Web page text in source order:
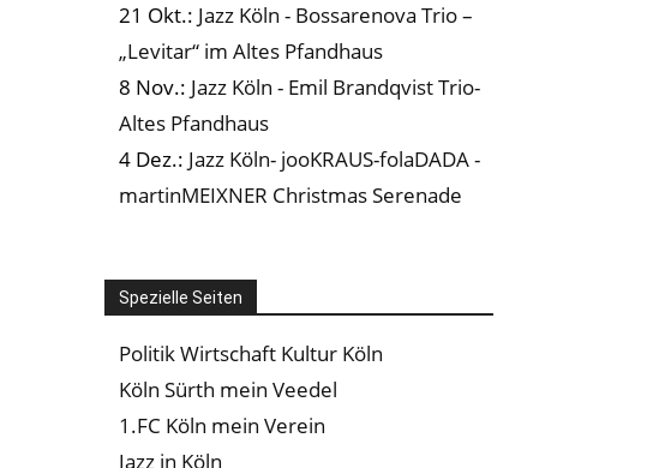
21 Okt.: Jazz Köln - Bossarenova Trio –
„Levitar“ im Altes Pfandhaus
8 Nov.: Jazz Köln - Emil Brandqvist Trio-
Altes Pfandhaus
4 Dez.: Jazz Köln- jooKRAUS-folaDADA -
martinMEIXNER Christmas Serenade
Spezielle Seiten
Politik Wirtschaft Kultur Köln
Köln Sürth mein Veedel
1.FC Köln mein Verein
Jazz in Köln